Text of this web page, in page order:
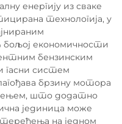
енергију из сваке
технологија, у
бољој економичности
бензинским
гасни систем
брзину мотора
што додатно
јединица може
на једном